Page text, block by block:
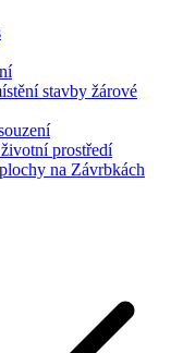
stavby žárové
prostředí
na Závrbkách